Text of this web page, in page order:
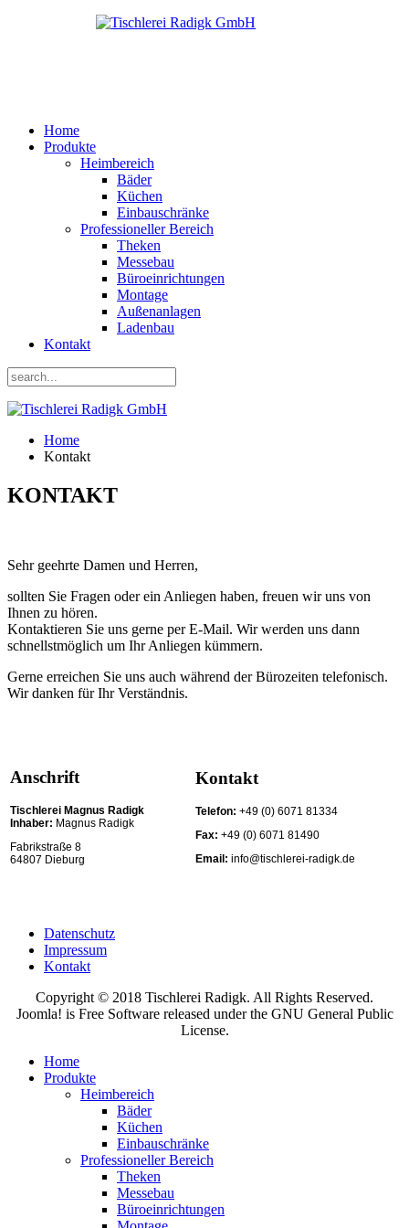
Home
Produkte
Heimbereich
Bäder
Küchen
Einbauschränke
Professioneller Bereich
Theken
Messebau
Büroeinrichtungen
Montage
Außenanlagen
Ladenbau
Kontakt
Home
Kontakt
KONTAKT
Sehr geehrte Damen und Herren,
sollten Sie Fragen oder ein Anliegen haben, freuen wir uns von
Ihnen zu hören.
Kontaktieren Sie uns gerne per E-Mail. Wir werden uns dann
schnellstmöglich um Ihr Anliegen kümmern.
Gerne erreichen Sie uns auch während der Bürozeiten telefonisch.
Wir danken für Ihr Verständnis.
Anschrift
Tischlerei Magnus Radigk
Inhaber: Magnus Radigk
Fabrikstraße 8
64807 Dieburg
Kontakt
Telefon: +49 (0) 6071 81334
Fax: +49 (0) 6071 81490
Email: info@tischlerei-radigk.de
Datenschutz
Impressum
Kontakt
Copyright © 2018 Tischlerei Radigk. All Rights Reserved.
Joomla! is Free Software released under the GNU General Public
License.
Home
Produkte
Heimbereich
Bäder
Küchen
Einbauschränke
Professioneller Bereich
Theken
Messebau
Büroeinrichtungen